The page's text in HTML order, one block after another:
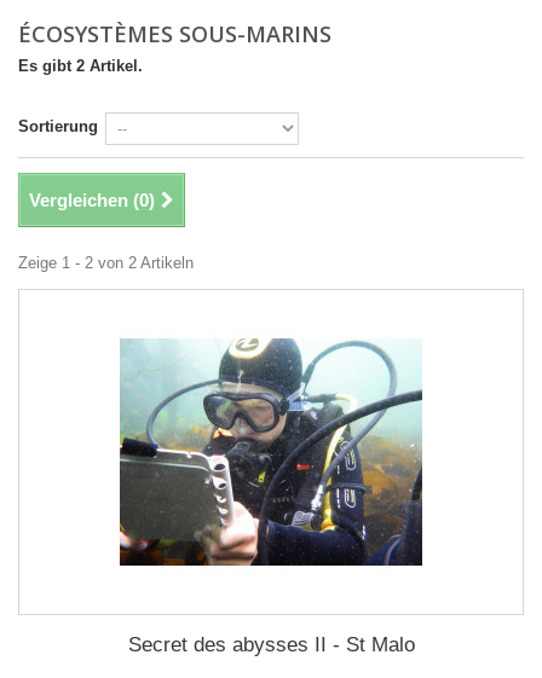
ÉCOSYSTÈMES SOUS-MARINS
Es gibt 2 Artikel.
Sortierung
Vergleichen (0)
Zeige 1 - 2 von 2 Artikeln
Secret des abysses II - St Malo